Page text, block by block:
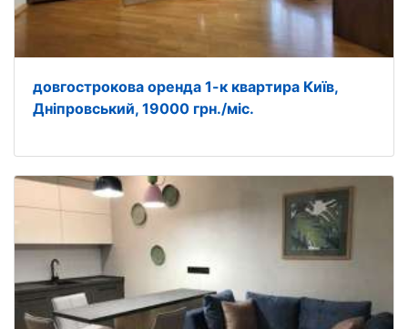
довгострокова оренда 1-к квартира Київ,
Дніпровський, 19000 грн./міс.